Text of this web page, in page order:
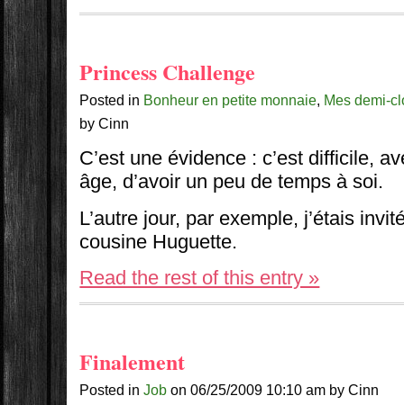
Princess Challenge
Posted in Bonheur en petite monnaie, Mes demi-
by Cinn
C’est une évidence : c’est difficile,
âge, d’avoir un peu de temps à soi.
L’autre jour, par exemple, j’étais
cousine Huguette.
Read the rest of this entry »
Finalement
Posted inJob on 06/25/2009 10:10 am by Cinn